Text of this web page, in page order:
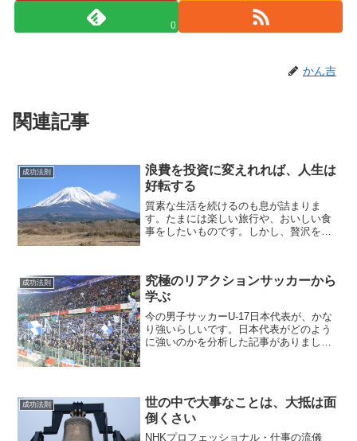
0
かん吉
関連記事
成功法則
浪費を投資に変えれれば、人生は
好転する
質素な生活を続けるのも息が詰まりま
す。たまには楽しい旅行や、おいしい食
事をしたいものです。しかし、贅沢をし
を投資に変えていくのです。
成功法則
究極のリアクションサッカーから
学ぶ
今の男子サッカーU-17日本代表が、かな
り強いらしいです。日本代表がどのよう
に強いのかを分析した記事がありまし
成功法則
世の中で大事なことは、大抵は面
倒くさい
NHKプロフェッショナル・仕事の流儀